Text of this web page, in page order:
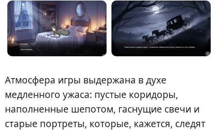
Атмосфера игры выдержана в духе
медленного ужаса: пустые коридоры,
наполненные шепотом, гаснущие свечи и
старые портреты, которые, кажется, следят